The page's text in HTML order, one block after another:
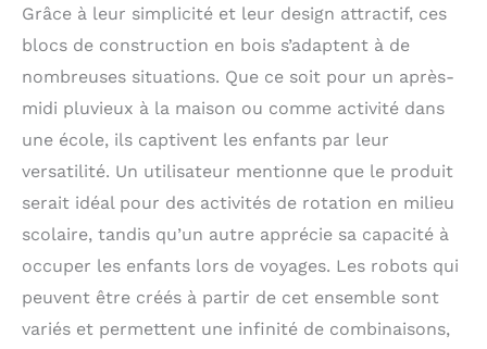
Grâce à leur simplicité et leur design attractif, ces
blocs de construction en bois s’adaptent à de
nombreuses situations. Que ce soit pour un après-
midi pluvieux à la maison ou comme activité dans
une école, ils captivent les enfants par leur
versatilité. Un utilisateur mentionne que le produit
serait idéal pour des activités de rotation en milieu
scolaire, tandis qu’un autre apprécie sa capacité à
occuper les enfants lors de voyages. Les robots qui
peuvent être créés à partir de cet ensemble sont
variés et permettent une infinité de combinaisons,